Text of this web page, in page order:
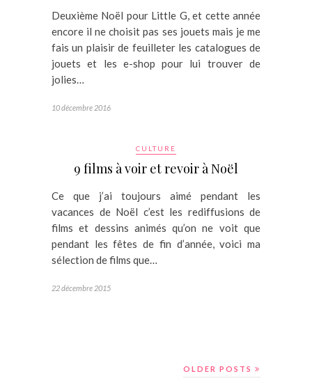
Deuxième Noël pour Little G, et cette année
encore il ne choisit pas ses jouets mais je me
fais un plaisir de feuilleter les catalogues de
jouets et les e-shop pour lui trouver de
jolies…
10 décembre 2016
CULTURE
9 films à voir et revoir à Noël
Ce que j’ai toujours aimé pendant les
vacances de Noël c’est les rediffusions de
films et dessins animés qu’on ne voit que
pendant les fêtes de fin d’année, voici ma
sélection de films que…
22 décembre 2015
OLDER POSTS